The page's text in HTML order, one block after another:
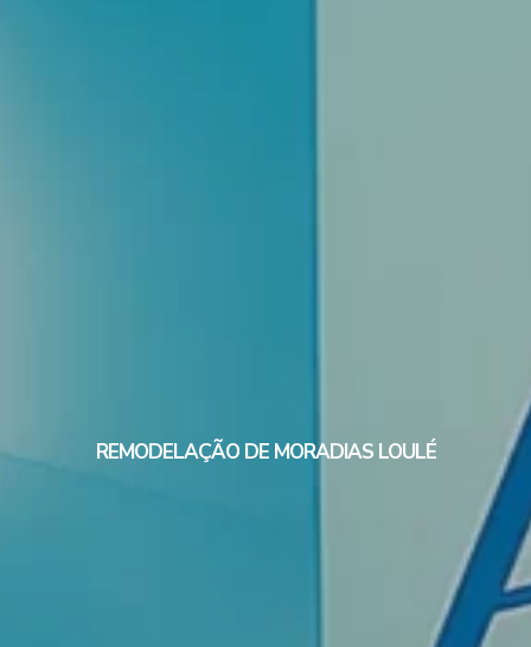
REMODELAÇÃO DE MORADIAS LOULÉ